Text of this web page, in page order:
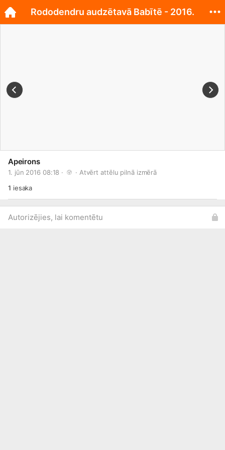
Apeirons
1. jūn 2016 08:18 · · Atvērt attēlu pilnā izmērā
1 iesaka
Autorizējies, lai komentētu
Rododendru audzētavā Babītē - 2016.